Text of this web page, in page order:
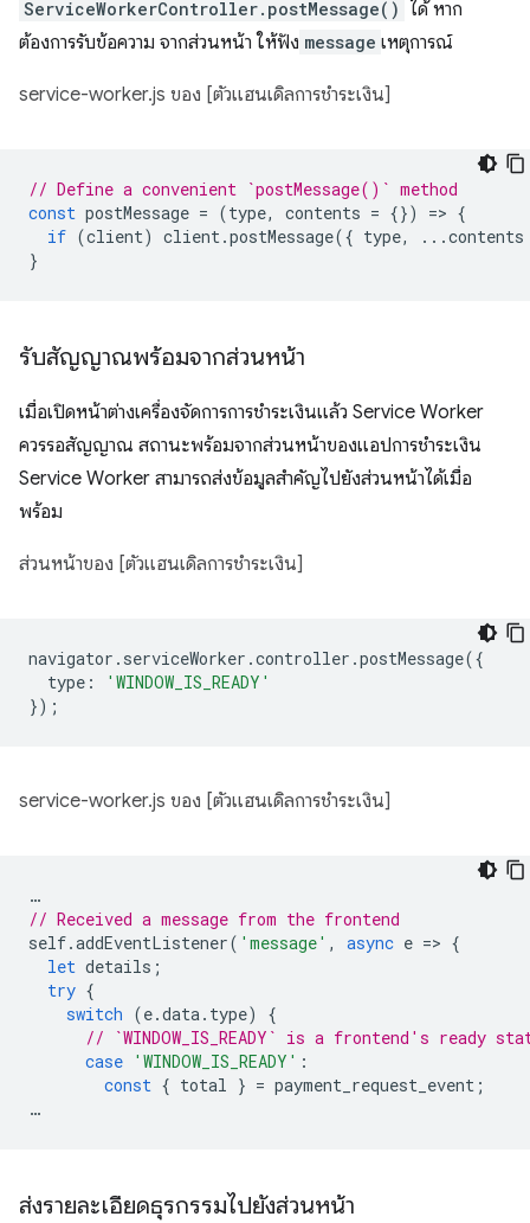
ServiceWorkerController.postMessage() ได้ หาก
ต้องการรับข้อความ จากส่วนหน้า ให้ฟัง message เหตุการณ์
service-worker.js ของ [ตัวแฮนเดิลการชำระเงิน]
// Define a convenient `postMessage()` method
const postMessage = (type, contents = {}) => {
if (client) client.postMessage({ type, ...contents
}
รับสัญญาณพร้อมจากส่วนหน้า
เมื่อเปิดหน้าต่างเครื่องจัดการการชำระเงินแล้ว Service Worker
ควรรอสัญญาณ สถานะพร้อมจากส่วนหน้าของแอปการชำระเงิน
Service Worker สามารถส่งข้อมูลสำคัญไปยังส่วนหน้าได้เมื่อ
พร้อม
ส่วนหน้าของ [ตัวแฮนเดิลการชำระเงิน]
navigator . serviceWorker .controller .postMessage({
type :
'WINDOW_IS_READY'
});
service-worker.js ของ [ตัวแฮนเดิลการชำระเงิน]
…
// Received a message from the frontend
self.addEventListener( 'message' , async e => {
let details ;
try {
switch (e.data. type)
{
// `WINDOW_IS_READY` is a frontend's ready
case 'WINDOW_IS_READY' :
const { total } = payment_request_event ;
…
ส่งรายละเอียดธุรกรรมไปยังส่วนหน้า